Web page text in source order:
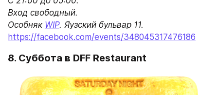
Субботняя тусовка в DFF — это литры
коктейлей и танцы под веселое диско, хаус и